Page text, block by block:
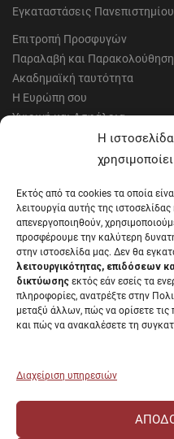
Η
Εκτός από τα cookies τα οποία
λειτουργία αυτής της
απενεργοποιηθούν,
προσφέρουμε την καλύτερη
στην ιστοσελίδα μας. Δεν θα
λειτουργικότητας, επιδόσεων
δικτύωσης εκτός εάν εσείς τα
πληροφορίες, ανατρέξτε στην
μεταξύ άλλων, πώς να ορίσετε τις
και πώς να ανακαλέσετε τη
Διαχείριση υπηρεσιών
Εγκαταστάσεις
Επιτροπή Προσφυγών
Παραλαβή και
Ακαδημαϊκή ταυτότητα
Η Ευρώπη σου
Υγιεινή και Ασφάλεια
Έντυπα Οικονομικής
Έντυπα Διοικητικών
Μητρώα αξιολογητών
Δημόσια Διαβούλευση
Συνεδριάσεις Συγκλήτου
Συνεδριάσεις Συμβουλίου
EUNICoast European University